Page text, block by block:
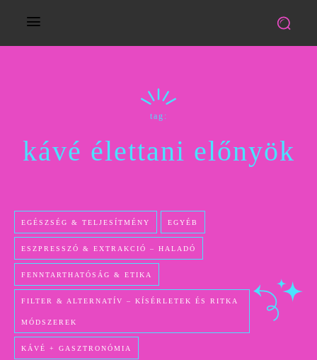
tag:
kávé élettani előnyök
EGÉSZSÉG & TELJESÍTMÉNY EGYÉB
ESZPRESSZÓ & EXTRAKCIÓ – HALADÓ
FENNTARTHATÓSÁG & ETIKA
FILTER & ALTERNATÍV – KÍSÉRLETEK ÉS RITKA
MÓDSZEREK
KÁVÉ + GASZTRONÓMIA